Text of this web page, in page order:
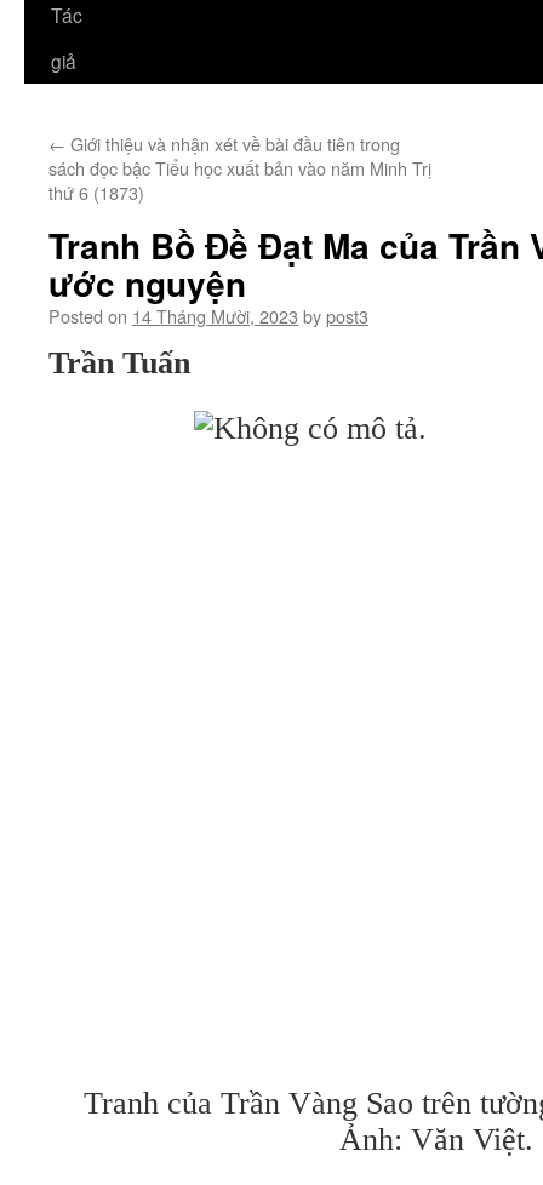
Tác
giả
← Giới thiệu và nhận xét về bài đầu tiên trong
sách đọc bậc Tiểu học xuất bản vào năm Minh Trị
thứ 6 (1873)
Tranh Bồ Đề Đạt Ma của Trần
ước nguyện
Posted on 14 Tháng Mười, 2023 bypost3
Trần Tuấn
Tranh của Trần Vàng Sao trên
Ảnh: Văn Việt.